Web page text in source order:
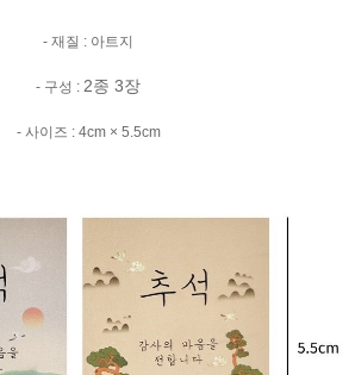
- 재질 : 아트지
- 구성 : 2종 3장
- 사이즈 : 4cm × 5.5cm